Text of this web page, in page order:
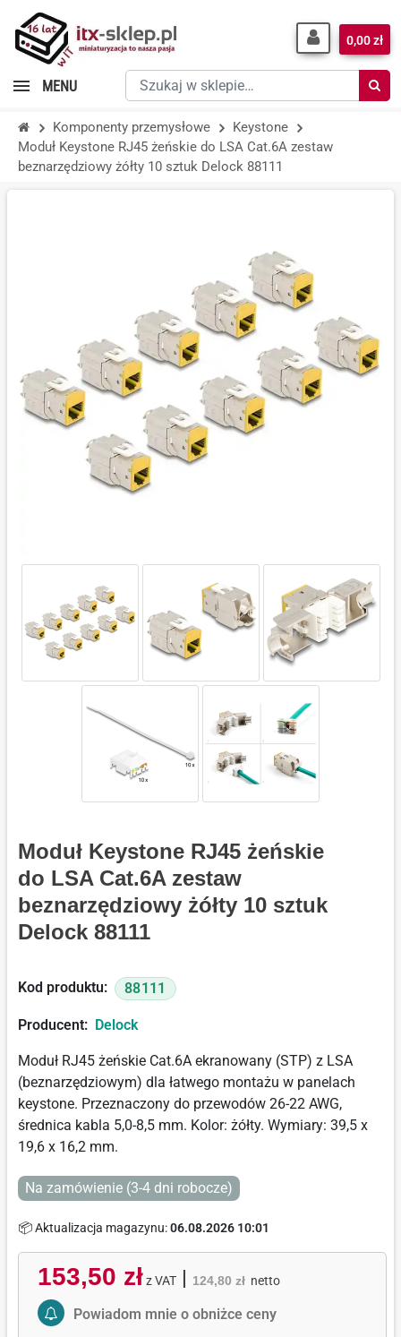
Szukaj
w
sklepie…
0,00 zł
MENU
Komponenty przemysłowe
Keystone
Moduł Keystone RJ45 żeńskie do LSA Cat.6A zestaw
beznarzędziowy żółty 10 sztuk Delock 88111
Moduł Keystone RJ45 żeńskie
do LSA Cat.6A zestaw
beznarzędziowy żółty 10 sztuk
Delock 88111
Kod produktu: 88111
Producent: Delock
Moduł RJ45 żeńskie Cat.6A ekranowany (STP) z LSA
(beznarzędziowym) dla łatwego montażu w panelach
keystone. Przeznaczony do przewodów 26-22 AWG,
średnica kabla 5,0-8,5 mm. Kolor: żółty. Wymiary: 39,5 x
19,6 x 16,2 mm.
Na zamówienie (3-4 dni robocze)
📦 Aktualizacja magazynu:06.08.2026 10:01
153,50 zł z VAT| 124,80 zł netto
Activate Price Alert
Powiadom mnie o obniżce ceny